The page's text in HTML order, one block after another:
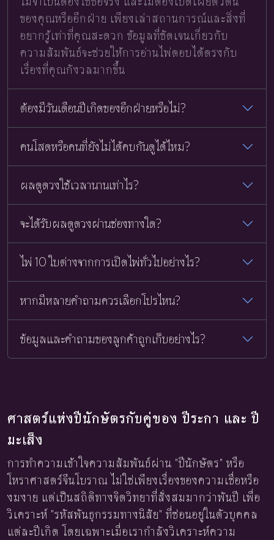
ของคุณหรืออีกฝ่าย เพียงเล่าสถานการณ์และสิ่งที่
อยากรู้เท่าที่คุณสะดวก ข้อมูลที่ชัดเจนเกี่ยวกับ
ความสัมพันธ์จะช่วยให้การอ่านไพ่ตอบได้ตรงกับ
เรื่องที่คุณกังวลมากขึ้น
ต้องมีวันเดือนปีเกิดของอีกฝ่ายหรือไม่?
คนโสดหรือคนที่ยังไม่ได้คบกันดูได้ไหม?
ผลดูดวงใช้เวลานานเท่าไร?
จะได้รับผลดูดวงผ่านช่องทางใด?
ไพ่ 10 ใบต่างจากการเปิดไพ่ทั่วไปอย่างไร?
หากมีหลายคำถามควรเลือกโปรไหน?
ข้อมูลและคำถามของลูกค้าถูกเก็บอย่างไร?
ศาสตร์แห่งปีนักษัตรกับคู่ของ ปีระกา และ ปี
มะเส็ง
การทำความเข้าใจความสัมพันธ์ผ่าน "ปีนักษัตร" หรือ
โหราศาสตร์จีนโบราณ ไม่ใช่เพียงเรื่องของความเชื่อหรือ
งมงาย แต่เป็นสถิติทางจิตวิทยาที่สั่งสมมากว่าพันปี เพื่อ
วิเคราะห์ "รหัสพันธุกรรมทางนิสัย" ที่ซ่อนอยู่ในตัวบุคคล
แต่ละปีเกิด โดยเฉพาะเมื่อเรากำลังวิเคราะห์ความ